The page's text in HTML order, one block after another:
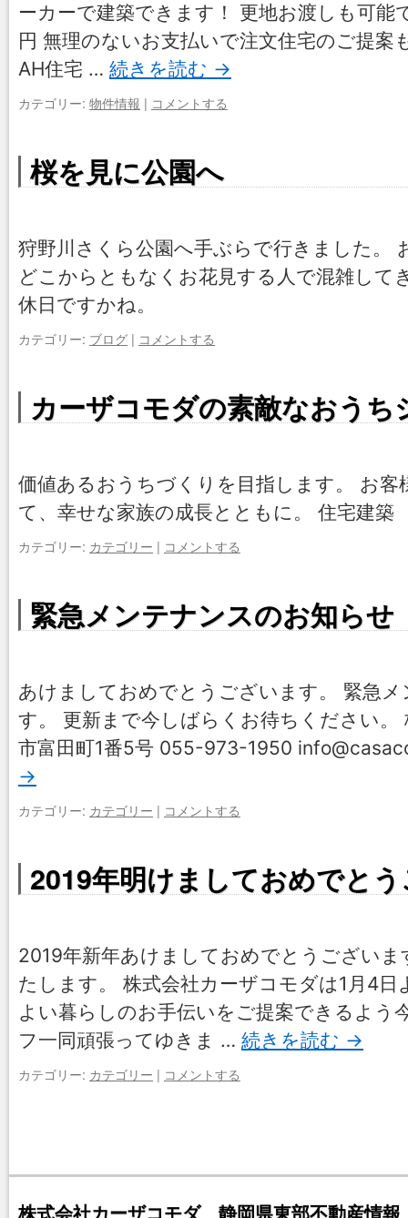
ーカーで建築できます！ 更地お渡しも可
円 無理のないお支払いで注文住宅のご提案
AH住宅 … 続きを読む →
カテゴリー: 物件情報 | コメントする
桜を見に公園へ
狩野川さくら公園へ手ぶらで行きました。
どこからともなくお花見する人で混雑して
休日ですかね。
カテゴリー: ブログ | コメントする
カーザコモダの素敵なおうち
価値あるおうちづくりを目指します。 お客
て、幸せな家族の成長とともに。 住宅建築
カテゴリー: カテゴリー | コメントする
緊急メンテナンスのお知らせ
あけましておめでとうございます。 緊急
す。 更新まで今しばらくお待ちください。
市富田町1番5号 055-973-1950
→
カテゴリー: カテゴリー | コメントする
2019年明けましておめでと
2019年新年あけましておめでとうござい
たします。 株式会社カーザコモダは1月4
よい暮らしのお手伝いをご提案できるよう
フ一同頑張ってゆきま … 続きを読む →
カテゴリー: カテゴリー | コメントする
株式会社カーザコモダ 静岡県東部不動産情